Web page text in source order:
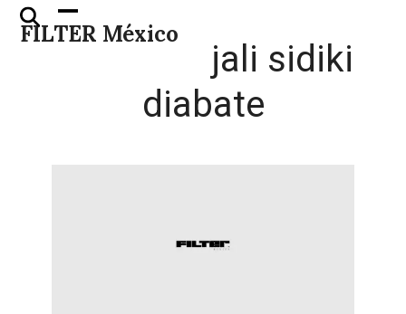
Skip
FILTER México
Open
mobile
Close
mobile
jali sidiki
diabate